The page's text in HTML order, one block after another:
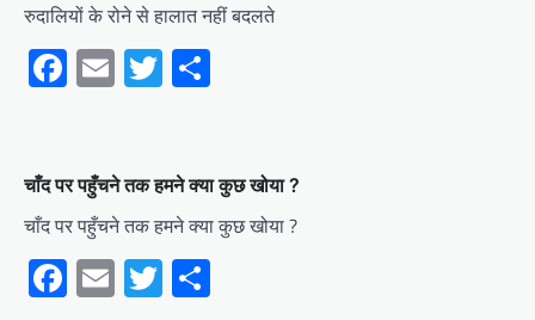
रुदालियों के रोने से हालात नहीं बदलते
Facebook
EmailTwitter
चाँद पर पहुँचने तक हमने क्या कुछ खोया ?
चाँद पर पहुँचने तक हमने क्या कुछ खोया ?
Facebook
EmailTwitter